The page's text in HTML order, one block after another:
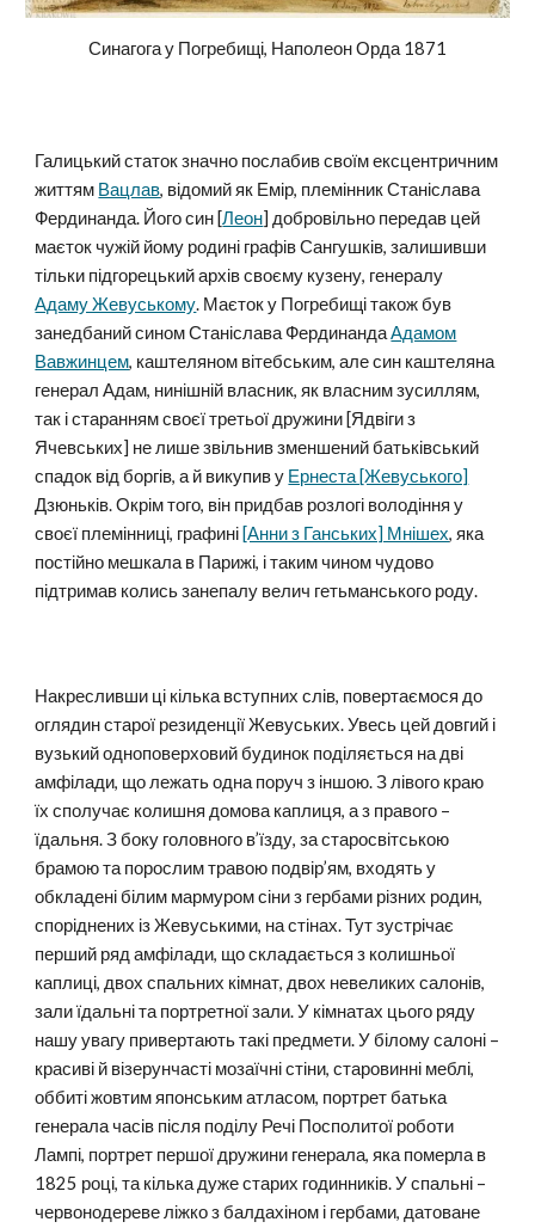
Синагога у Погребищі, Наполеон Орда 1871
Галицький статок значно послабив своїм ексцентричним
життям Вацлав, відомий як Емір, племінник Станіслава
Фердинанда. Його син [Леон] добровільно передав цей
маєток чужій йому родині графів Сангушків, залишивши
тільки підгорецький архів своєму кузену, генералу
Адаму Жевуському. Маєток у Погребищі також був
занедбаний сином Станіслава ФердинандаАдамом
Вавжинцем, каштеляном вітебським, але син каштеляна
генерал Адам, нинішній власник, як власним зусиллям,
так і старанням своєї третьої дружини [Ядвіги з
Ячевських] не лише звільнив зменшений батьківський
спадок від боргів, а й викупив у Ернеста [Жевуського]
Дзюньків. Окрім того, він придбав розлогі володіння у
своєї племінниці, графині [Анни з Ганських] Мнішех, яка
постійно мешкала в Парижі, і таким чином чудово
підтримав колись занепалу велич гетьманського роду.
Накресливши ці кілька вступних слів, повертаємося до
оглядин старої резиденції Жевуських. Увесь цей довгий і
вузький одноповерховий будинок поділяється на дві
амфілади, що лежать одна поруч з іншою. З лівого краю
їх сполучає колишня домова каплиця, а з правого –
їдальня. З боку головного в’їзду, за старосвітською
брамою та порослим травою подвір’ям, входять у
обкладені білим мармуром сіни з гербами різних родин,
споріднених із Жевуськими, на стінах. Тут зустрічає
перший ряд амфілади, що складається з колишньої
каплиці, двох спальних кімнат, двох невеликих салонів,
зали їдальні та портретної зали. У кімнатах цього ряду
нашу увагу привертають такі предмети. У білому салоні –
красиві й візерунчасті мозаїчні стіни, старовинні меблі,
оббиті жовтим японським атласом, портрет батька
генерала часів після поділу Речі Посполитої роботи
Лампі, портрет першої дружини генерала, яка померла в
1825 році, та кілька дуже старих годинників. У спальні –
червонодереве ліжко з балдахіном і гербами, датоване